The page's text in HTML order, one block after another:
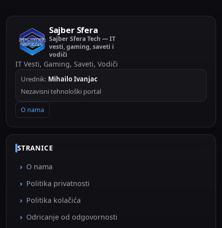
Sajber Sfera
Sajber Sfera Tech — IT
vesti, gaming, saveti i
vodiči
IT Vesti, Gaming, Saveti, Vodiči
Urednik: Mihailo Ivanjac
Nezavisni tehnološki portal
O nama
STRANICE
O nama
Politika privatnosti
Politika kolačića
Odricanje od odgovornosti